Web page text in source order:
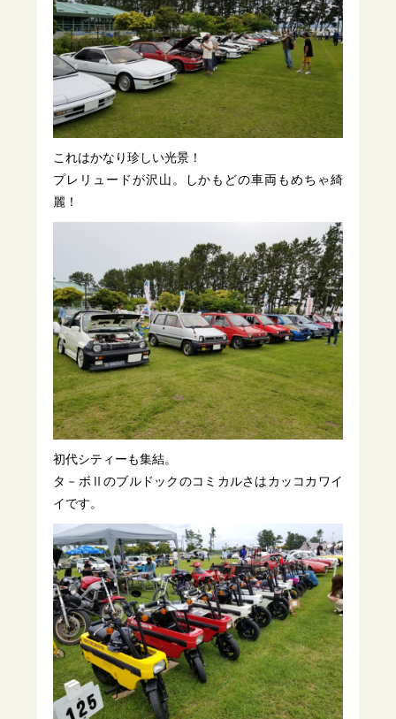
これはかなり珍しい光景！
プレリュードが沢山。しかもどの車両もめちゃ綺
麗！
初代シティーも集結。
タ－ボⅡのブルドックのコミカルさはカッコカワイ
イです。